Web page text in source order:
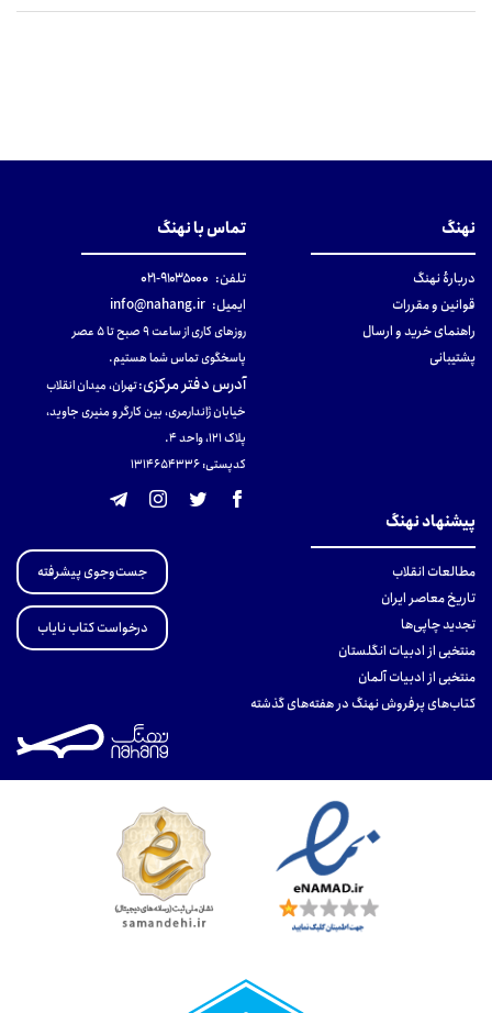
نهنگ
دربارهٔ نهنگ
قوانین و مقررات
راهنمای خرید و ارسال
پشتیبانی
تماس با نهنگ
تلفن: ۹۱۰۳۵۰۰۰-۰۲۱
ایمیل: info@nahang.ir
روزهای کاری از ساعت ۹ صبح تا ۵ عصر
پاسخگوی تماس شما هستیم.
آدرس دفتر مرکزی:تهران، میدان انقلاب
خیابان ژاندارمری، بین کارگر و منیری جاوید،
پلاک 121، واحد ۴.
کدپستی: 131465433۶
پیشنهاد نهنگ
مطالعات انقلاب
تاریخ معاصر ایران
تجدید چاپی‌ها
منتخبی از ادبیات انگلستان
منتخبی از ادبیات آلمان
کتاب‌های پرفروش نهنگ در هفته‌های گذشته
جست‌وجوی پیشرفته
درخواست کتاب نایاب